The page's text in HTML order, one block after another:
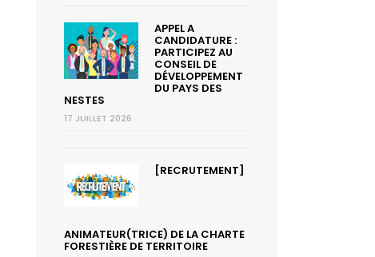
APPEL A
CANDIDATURE :
PARTICIPEZ AU
CONSEIL DE
DÉVELOPPEMENT
DU PAYS DES
NESTES
17 JUILLET 2026
[RECRUTEMENT]
ANIMATEUR(TRICE) DE LA CHARTE
FORESTIÈRE DE TERRITOIRE